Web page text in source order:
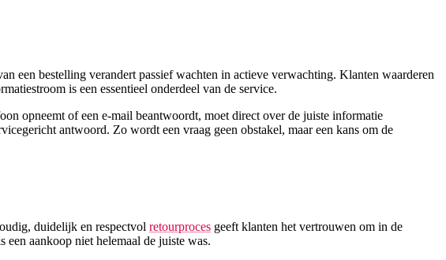
een bestelling verandert passief wachten in actieve verwachting. Klanten waarderen
is een essentieel onderdeel van de service.
opneemt of een e-mail beantwoordt, moet direct over de juiste informatie
antwoord. Zo wordt een vraag geen obstakel, maar een kans om de
duidelijk en respectvol retourproces geeft klanten het vertrouwen om in de
een aankoop niet helemaal de juiste was.